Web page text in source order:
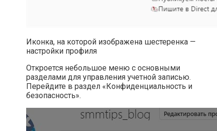
Иконка, на которой изображена шестеренка —
настройки профиля
Откроется небольшое меню с основными
разделами для управления учетной записью.
Перейдите в раздел «Конфиденциальность и
безопасность».